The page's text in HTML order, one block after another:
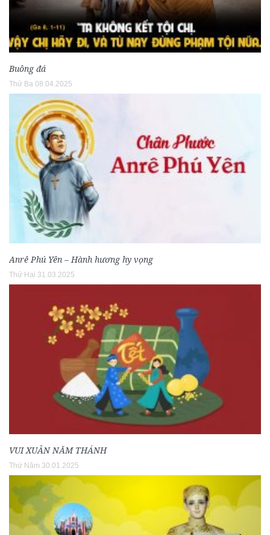
Buông đá
Thứ Ba 08.04.2025
Anrê Phú Yên – Hành hương hy vọng
Thứ Hai 31.03.2025
VUI XUÂN NĂM THÁNH
Thứ Năm 30.01.2025